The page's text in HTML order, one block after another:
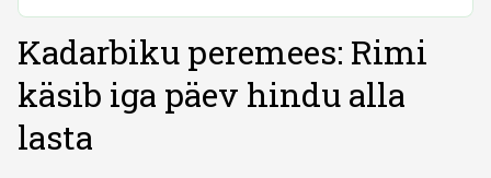
Kadarbiku peremees: Rimi
käsib iga päev hindu alla
lasta